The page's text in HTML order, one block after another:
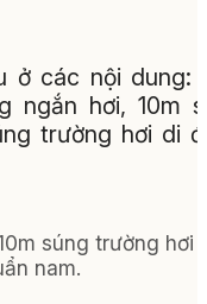
ở các nội dung:
ngắn hơi, 10m
trường hơi di
súng trường hơi
nam.